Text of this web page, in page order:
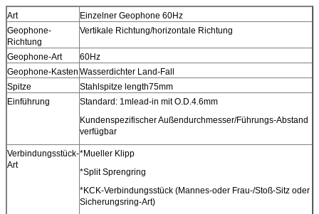
Art
Einzelner Geophone 60Hz
Geophone-
Richtung
Vertikale Richtung/horizontale Richtung
Geophone-Art
60Hz
Geophone-Kasten Wasserdichter Land-Fall
Spitze
Stahlspitze length75mm
Einführung
Standard: 1mlead-in mit O.D.4.6mm
Kundenspezifischer Außendurchmesser/Führungs-Abstand
verfügbar
Verbindungsstück-
Art
*Mueller Klipp
*Split Sprengring
*KCK-Verbindungsstück (Mannes-oder Frau-/Stoß-Sitz oder
Sicherungsring-Art)